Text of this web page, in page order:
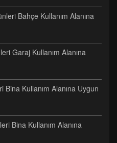
Bahçe Kullanım Alanına
Garaj Kullanım Alanına
Kullanım Alanına Uygun
Bina Kullanım Alanına